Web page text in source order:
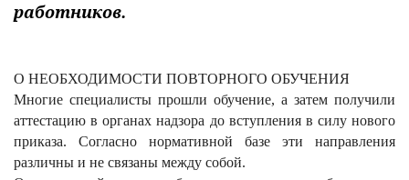
работников.
О НЕОБХОДИМОСТИ ПОВТОРНОГО ОБУЧЕНИЯ
Многие специалисты прошли обучение, а затем получили
аттестацию в органах надзора до вступления в силу нового
приказа. Согласно нормативной базе эти направления
различны и не связаны между собой.